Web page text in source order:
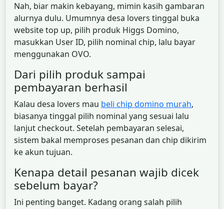
Nah, biar makin kebayang, mimin kasih gambaran
alurnya dulu. Umumnya desa lovers tinggal buka
website top up, pilih produk Higgs Domino,
masukkan User ID, pilih nominal chip, lalu bayar
menggunakan OVO.
Dari pilih produk sampai
pembayaran berhasil
Kalau desa lovers mau beli chip domino murah,
biasanya tinggal pilih nominal yang sesuai lalu
lanjut checkout. Setelah pembayaran selesai,
sistem bakal memproses pesanan dan chip dikirim
ke akun tujuan.
Kenapa detail pesanan wajib dicek
sebelum bayar?
Ini penting banget. Kadang orang salah pilih